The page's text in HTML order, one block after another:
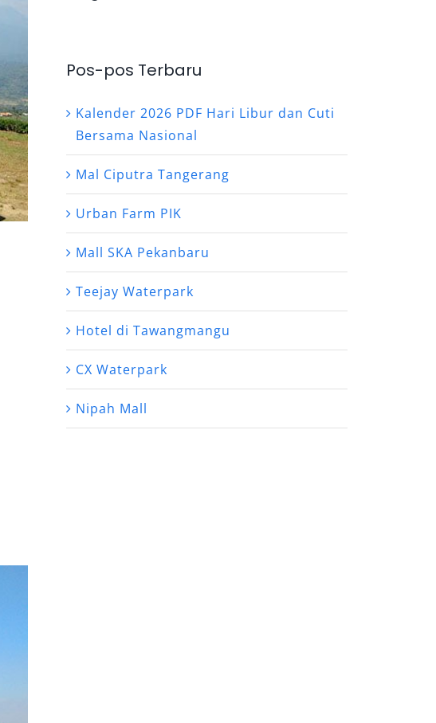
Pos-pos Terbaru
Kalender 2026 PDF Hari Libur dan Cuti
Bersama Nasional
Mal Ciputra Tangerang
Urban Farm PIK
Mall SKA Pekanbaru
Teejay Waterpark
Hotel di Tawangmangu
CX Waterpark
Nipah Mall